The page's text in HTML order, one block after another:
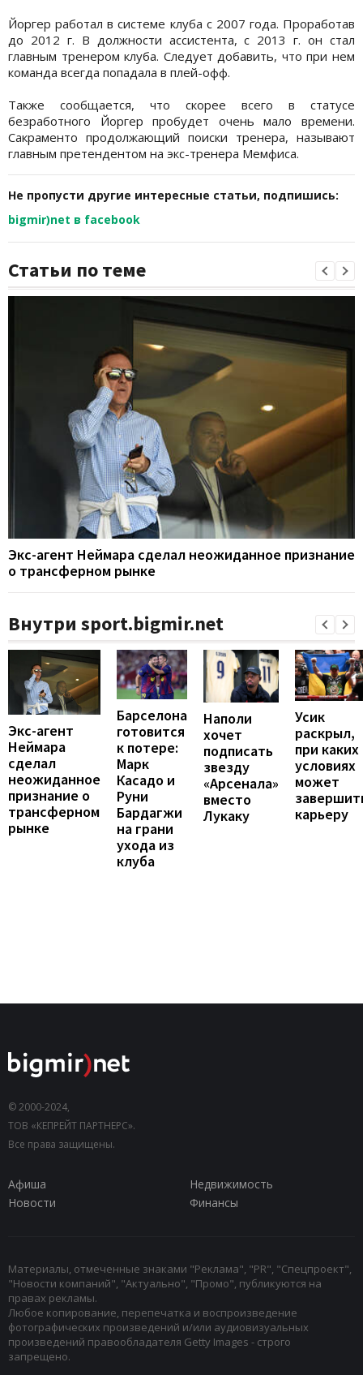
Йоргер работал в системе клуба с 2007 года. Проработав
до 2012 г. В должности ассистента, с 2013 г. он стал
главным тренером клуба. Следует добавить, что при нем
команда всегда попадала в плей-офф.
Также сообщается, что скорее всего в статусе
безработного Йоргер пробудет очень мало времени.
Сакраменто продолжающий поиски тренера, называют
главным претендентом на экс-тренера Мемфиса.
Не пропусти другие интересные статьи, подпишись:
bigmir)net в facebook
Статьи по теме
Экс-агент Неймара сделал неожиданное признание
о трансферном рынке
Внутри sport.bigmir.net
Экс-агент
Неймара
сделал
неожиданное
признание о
трансферном
рынке
Барселона
готовится
к потере:
Марк
Касадо и
Руни
Бардагжи
на грани
ухода из
клуба
Наполи
хочет
подписать
звезду
«Арсенала»
вместо
Лукаку
Усик
раскрыл,
при каких
условиях
может
карьеру
© 2000-2024,
ТОВ «КЕПРЕЙТ ПАРТНЕРС».
Все права защищены.
Афиша
Недвижимость
Новости
Финансы
Материалы, отмеченные знаками "Реклама", "PR", "Спецпроект",
"Новости компаний", "Актуально", "Промо", публикуются на
правах рекламы.
Любое копирование, перепечатка и воспроизведение
фотографических произведений и/или аудиовизуальных
произведений правообладателя Getty Images - строго
запрещено.